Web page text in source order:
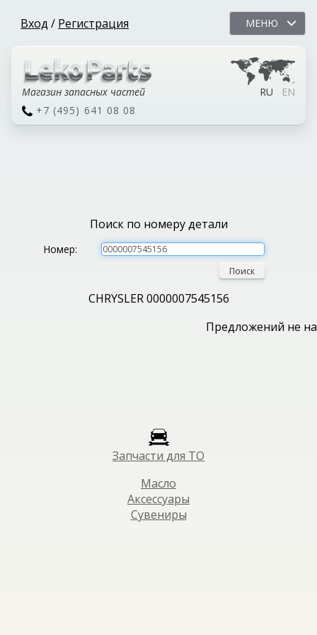
Вход / Регистрация МЕНЮ
Магазин запасных частей RU
EN
+7 (495) 641 08 08
Поиск по номеру детали
Номер:
Поиск
CHRYSLER 0000007545156
Предложений не
Запчасти для ТО
Масло
Аксессуары
Сувениры